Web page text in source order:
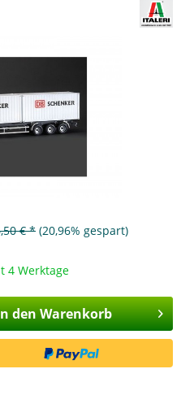
€ * (20,96% gespart)
4 Werktage
den Warenkorb